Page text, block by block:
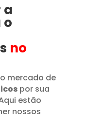
a
o
no
mercado de
por sua
estão
nossos